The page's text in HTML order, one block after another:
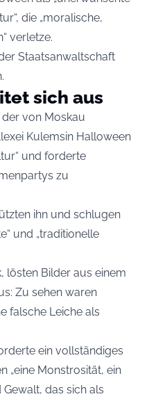
die „moralische,
verletze.
Staatsanwaltschaft
sich aus
von Moskau
Kulemsin Halloween
und forderte
zu
ihn und schlugen
und „traditionelle
lösten Bilder aus einem
Zu sehen waren
falsche Leiche als
ein vollständiges
„eine Monstrosität, ein
das sich als